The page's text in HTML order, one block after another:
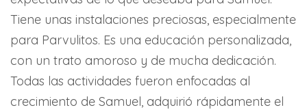
Tiene unas instalaciones preciosas, especialmente
para Parvulitos. Es una educación personalizada,
con un trato amoroso y de mucha dedicación.
Todas las actividades fueron enfocadas al
crecimiento de Samuel, adquirió rápidamente el